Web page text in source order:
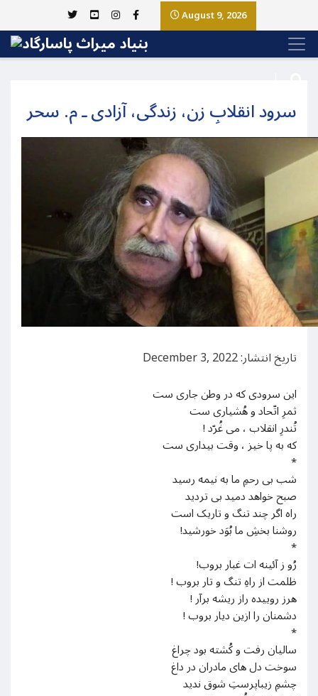
August 9, 2026
سرود انقلابِ زن، زندگی، آزادی ـ م. سحر
تاریخ انتشار: December 3, 2022
این سرودی که در وطن جاری ست
ثمرِ اتّحاد و هُشیاری ست
تُندرِ انقلاب ، می غُرّد !
که به پا خیز ، وقت بیداری ست
*
شب بی رحمِ ما به نیمه رسید
صبح خواهد دمید بی تردید
راه اگر چند تنگ و تاریک است
روشنا بخشِ ما بُوَد خورشید!
*
رُو ز آئینه ات غبار بروب!
ظلمت از راهِ تنگ و تار بروب !
هرز روییده راز ریشه برآر !
دشمنان را ازین دیار بروب !
*
سالیان رفت و کُشته بود چراغ
سوخت دل‌ های مادران در داغ
چشمِ زیباپرستِ شوق ندید